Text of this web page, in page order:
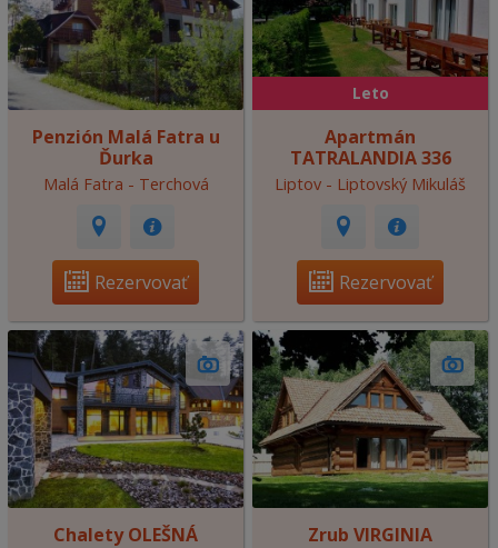
Penzión Malá Fatra u
Ďurka
Malá Fatra - Terchová
Rezervovať
Leto
Apartmán
TATRALANDIA 336
Liptov - Liptovský Mikuláš
Rezervovať
Chalety OLEŠNÁ Zrub VIRGINIA